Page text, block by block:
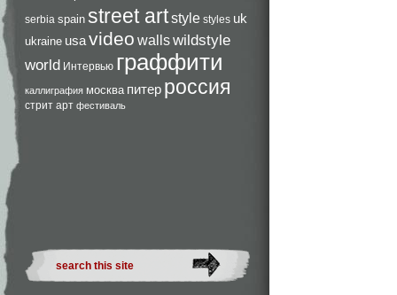
serbia spain street artstyle styles uk
ukraine usavideo wallswildstyle
world Интервью граффити
каллиграфия москва питер россия
стрит арт фестиваль